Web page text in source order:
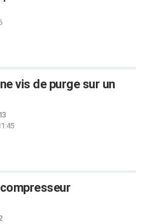
vis de purge sur un